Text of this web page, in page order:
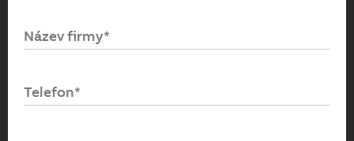
Název firmy*
Telefon*